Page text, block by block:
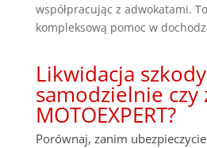
współpracując z adwokatami.
kompleksową pomoc w
Likwidacja
samodzielnie czy
MOTOEXPERT?
Porównaj, zanim